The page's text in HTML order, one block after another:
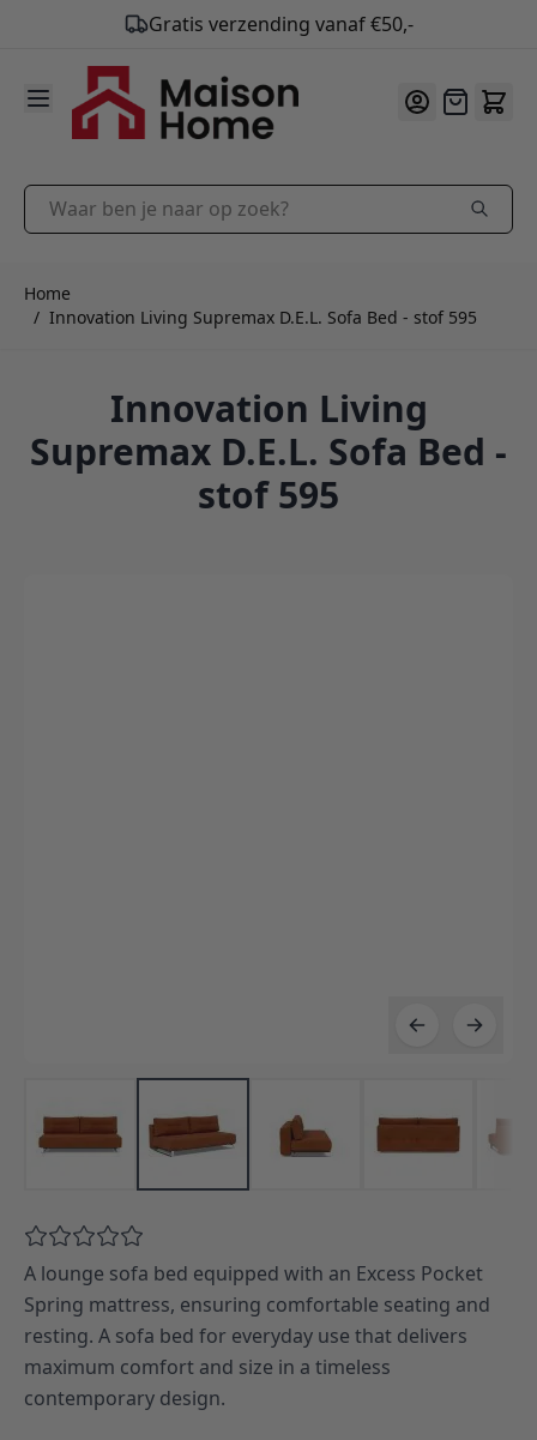
Gratis verzending vanaf €50,-
9.9/10
Ga naar de inhoud
Offerte
Waar ben je naar op zoek?
Home
/ Innovation Living Supremax D.E.L. Sofa Bed - stof 595
Innovation Living
Supremax D.E.L. Sofa Bed -
stof 595
A lounge sofa bed equipped with an Excess Pocket
Spring mattress, ensuring comfortable seating and
resting. A sofa bed for everyday use that delivers
maximum comfort and size in a timeless
contemporary design.